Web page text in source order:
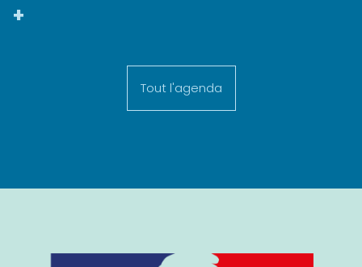
+
Tout l'agenda